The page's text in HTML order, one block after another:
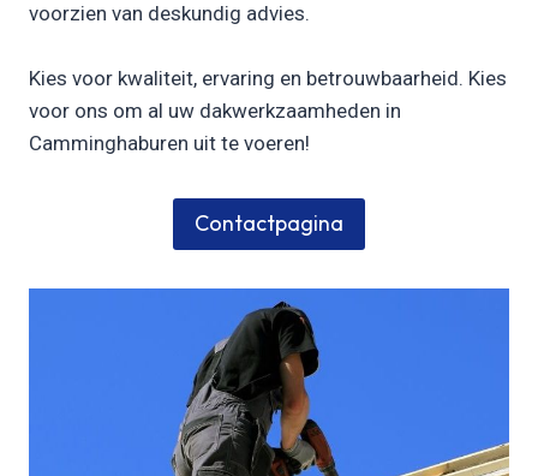
voorzien van deskundig advies.
Kies voor kwaliteit, ervaring en betrouwbaarheid. Kies
voor ons om al uw dakwerkzaamheden in
Camminghaburen uit te voeren!
Contactpagina